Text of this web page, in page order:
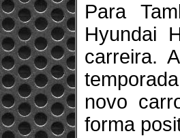
Para
Hyundai
carreira.
novo
forma